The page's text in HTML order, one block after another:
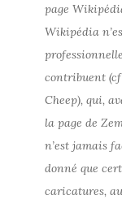
page
Wikipédia
contribuent
Cheep), qui,
la page de
n’est jamais
donné que
caricatures,